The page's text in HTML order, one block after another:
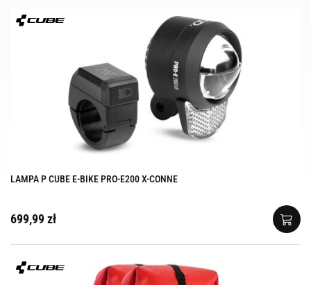
LAMPA P CUBE E-BIKE PRO-E200 X-CONNE
699,99 zł